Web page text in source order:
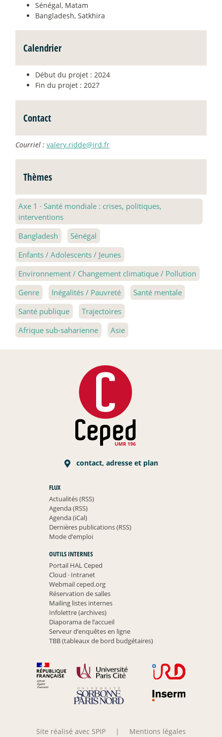
Sénégal, Matam
Bangladesh, Satkhira
Calendrier
Début du projet : 2024
Fin du projet : 2027
Contact
Courriel : valery.ridde@ird.fr
Thèmes
Axe 1 · Santé mondiale : crises, politiques,
interventions
Bangladesh
Sénégal
Enfants / Adolescents / Jeunes
Environnement / Changement climatique / Pollution
Genre
Inégalités / Pauvreté
Santé mentale
Santé publique
Trajectoires
Afrique sub-saharienne
Asie
contact, adresse et plan
FLUX
Actualités (RSS)
Agenda (RSS)
Agenda (iCal)
Dernières publications (RSS)
Mode d’emploi
OUTILS INTERNES
Portail HAL Ceped
Cloud ·Intranet
Webmail ceped.org
Réservation de salles
Mailing listes internes
Infolettre (archives)
Diaporama de l’accueil
Serveur d’enquêtes en ligne
TBB (tableaux de bord budgétaires)
Site réalisé avec SPIP | Mentions légales